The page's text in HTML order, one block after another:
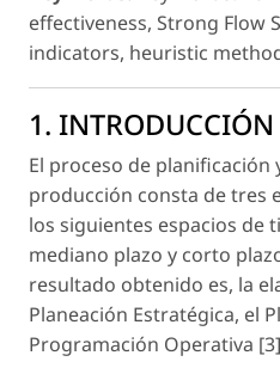
effectiveness, Strong Flow
indicators, heuristic
1. INTRODUCCIÓN
El proceso de planificación
producción consta de tres
los siguientes espacios de
mediano plazo y corto
resultado obtenido es, la
Planeación Estratégica, el
Programación Operativa